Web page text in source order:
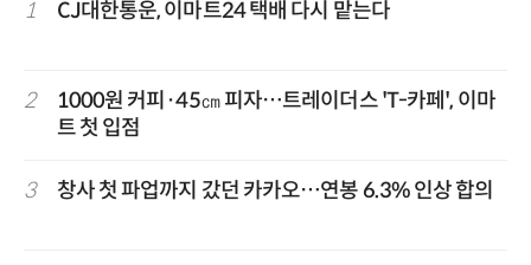
1 CJ대한통운, 이마트24 택배 다시 맡는다
2
1000원 커피·45㎝ 피자…트레이더스 'T-카페', 이마
트 첫 입점
3 창사 첫 파업까지 갔던 카카오…연봉 6.3% 인상 합의